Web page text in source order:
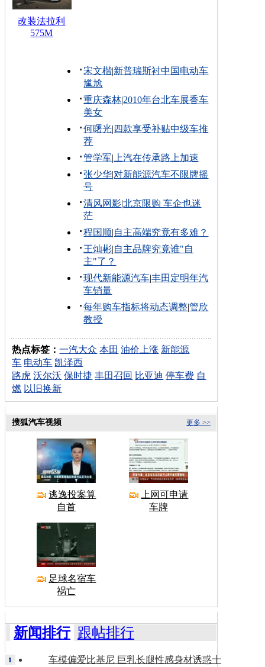
改装法拉利
575M
宋文楷|新普瑞斯衬中国电动车
尴尬
重庆森林|2010年台北车展香车
美女
何曙光| 四款享受补贴中级车推
荐
管学军| 上汽在传承路上加速
张少华|对新能源汽车不限牌摇
号
清风网影|北京限购 车企也迷
茫
程国顺|自主高端究竟有多难？
王灿彬|自主品牌究竟谁"自
主"了？
现代新能源汽车|丰田定明年汽
车销量
每年购车指标将动态调整|管欣
教授
热点标签：一汽大众 本田 油价上涨 新能源
车 电动车 凯泽西
路虎 沃尔沃 保时捷 丰田召回 比亚迪 停车费 自
燃 以旧换新
更多 >>
搜狐汽车视频
逃逸投案算
自首
上网可申请
车牌
足球名宿车
祸亡
新闻排行 跟帖排行
车模偏爱比基尼 巨乳长腿性感身材诱惑十